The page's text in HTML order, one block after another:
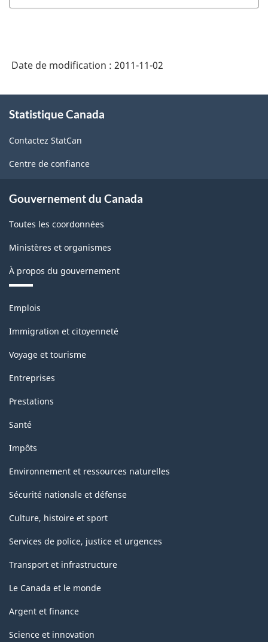
sur
-
Énoncés
de
134.90
Date de modification : 2011-11-02
propos
ce
site
Statistique Canada
Contactez StatCan
Centre de confiance
Gouvernement du Canada
Toutes les coordonnées
Ministères et organismes
À propos du gouvernement
Thèmes
sujets
Emplois
Immigration et citoyenneté
Voyage et tourisme
Entreprises
Prestations
Santé
Impôts
Environnement et ressources naturelles
Sécurité nationale et défense
Culture, histoire et sport
Services de police, justice et urgences
Transport et infrastructure
Le Canada et le monde
Argent et finance
Science et innovation